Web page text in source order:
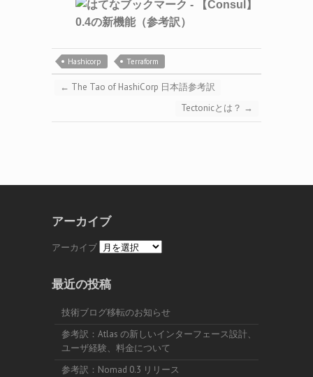
Hashicorp Terraform
← The Tao of HashiCorp 日本語参考訳
Tectonicとは？ →
アーカイブ
アーカイブ
最近の投稿
技術ブログ移転のお知らせ
参考訳：Atlas の新しいインターフェース設計、
ユーザ経験、料金について
参考訳：Nomad 0.3 リリース